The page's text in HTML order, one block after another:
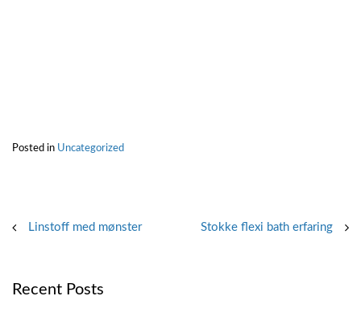
Posted in Uncategorized
PostLinstoff med mønster Stokke flexi bath erfaring
Recent Posts